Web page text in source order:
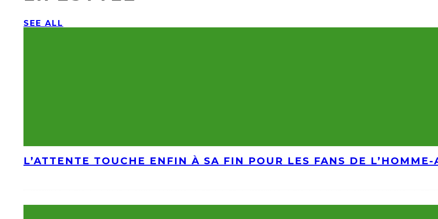
SEE ALL
L’ATTENTE TOUCHE ENFIN À SA FIN POUR LES FANS DE L’HOMME-